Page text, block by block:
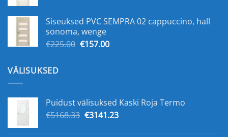
€199.00.€149.00.
Siseuksed PVC SEMPRA 02 cappuccino, hall
sonoma, wenge
€225.00 Algne
€157.00Praegune
VÄLISUKSED
Puidust välisuksed Kaski Roja Termo
€5168.33 Algne
€3141.23Praegune